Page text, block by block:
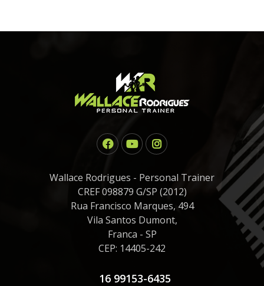
Wallace Rodrigues - Personal Trainer
CREF 098879 G/SP (2012)
Rua Francisco Marques, 494
Vila Santos Dumont,
Franca - SP
CEP: 14405-242
16 99153-6435